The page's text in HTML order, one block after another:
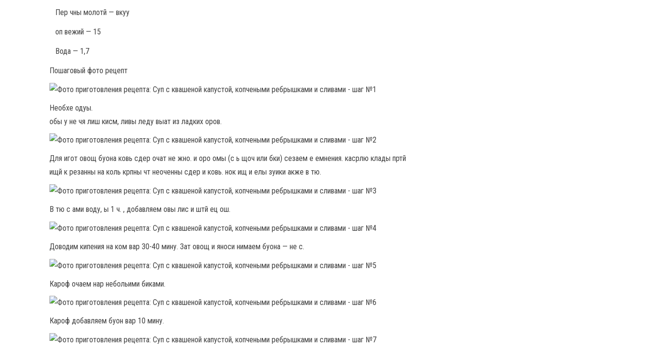
Пер чны молотй — вкуу
оп вежий — 15
Вода — 1,7
Пошаговый фото рецепт
Необхе одуы.
обы у не чя лиш кисм, ливы леду выат из ладких оров.
Для игот овощ буона ковь сдер очат не жно. и оро омы (с ь щоч или бки) сезаем е емнения. касрлю клады пртй
ищй к резанны на коль крпны чт неоченны сдер и ковь. нок ищ и елы зуики акже в тю.
В тю с ами воду, ы 1 ч. , добавляем овы лис и штй ец ош.
Доводим кипения на ком вар 30-40 мину. Зат овощ и яноси нимаем буона — не с.
Кароф очаем нар небольими биками.
Кароф добавляем буон вар 10 мину.